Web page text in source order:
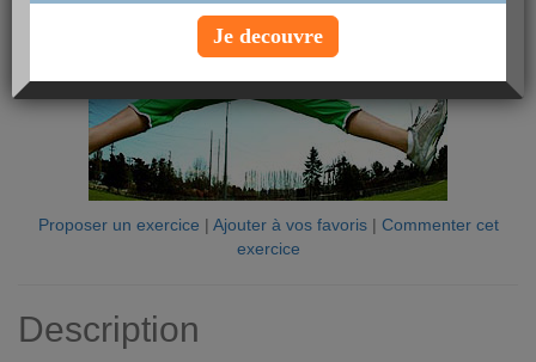
Proposer un exercice | Ajouter à vos favoris| Commenter cet
exercice
Description
Je decouvre